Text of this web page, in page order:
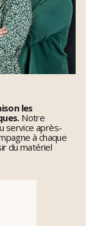
les
Notre
service après-
à chaque
du matériel